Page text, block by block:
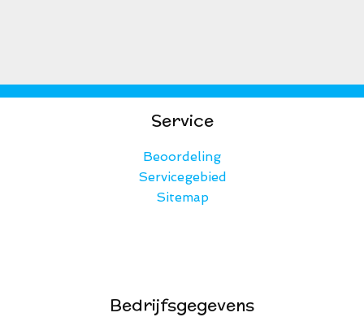
Service
Beoordeling
Servicegebied
Sitemap
Bedrijfsgegevens